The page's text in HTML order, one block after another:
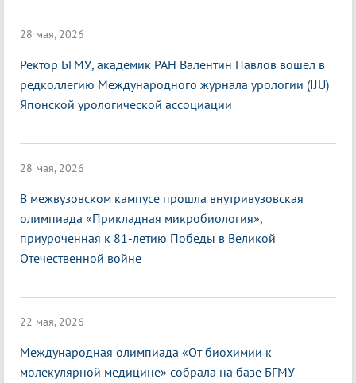
28 мая, 2026
Ректор БГМУ, академик РАН Валентин Павлов вошел в
редколлегию Международного журнала урологии (IJU)
Японской урологической ассоциации
28 мая, 2026
В межвузовском кампусе прошла внутривузовская
олимпиада «Прикладная микробиология»,
приуроченная к 81-летию Победы в Великой
Отечественной войне
22 мая, 2026
Международная олимпиада «От биохимии к
молекулярной медицине» собрала на базе БГМУ